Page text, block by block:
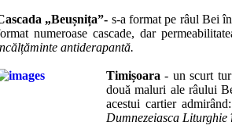
„Beușnița”- s-a format pe râul Bei
numeroase cascade, dar
antiderapantă.
Timișoara - un scurt
două maluri ale râului
acestui cartier
Dumnezeiasca